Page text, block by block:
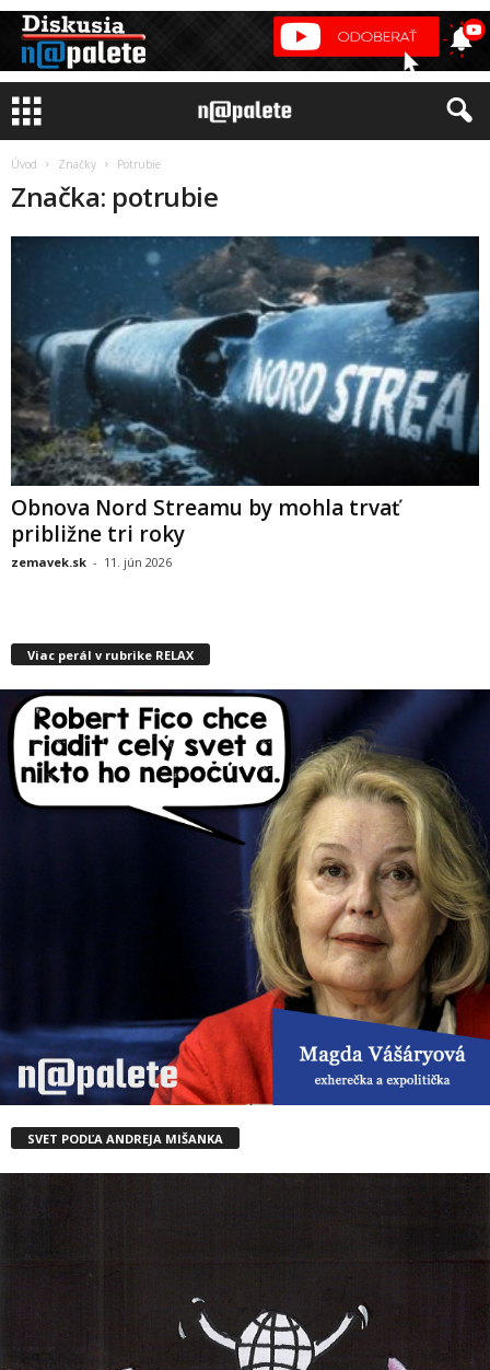
Úvod Značky Potrubie
Značka: potrubie
Obnova Nord Streamu by mohla trvať
približne tri roky
zemavek.sk - 11. jún 2026
Viac perál v rubrike RELAX
SVET PODĽA ANDREJA MIŠANKA